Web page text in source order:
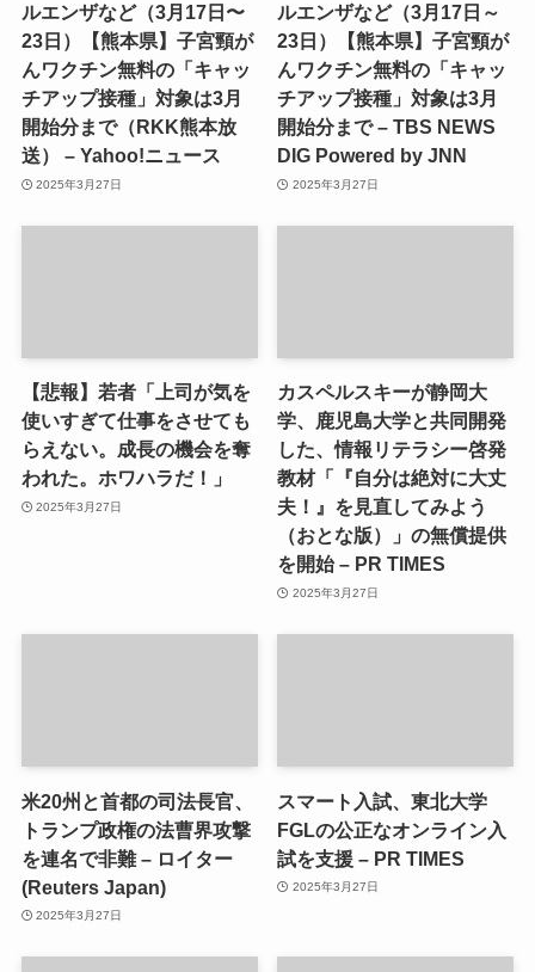
ルエンザなど（3月17日〜
23日）【熊本県】子宮頸が
んワクチン無料の「キャッ
チアップ接種」対象は3月
開始分まで（RKK熊本放
送） – Yahoo!ニュース
2025年3月27日
ルエンザなど（3月17日～
23日）【熊本県】子宮頸が
んワクチン無料の「キャッ
チアップ接種」対象は3月
開始分まで – TBS NEWS
DIG Powered by JNN
2025年3月27日
【悲報】若者「上司が気を
使いすぎて仕事をさせても
らえない。成長の機会を奪
われた。ホワハラだ！」
2025年3月27日
カスペルスキーが静岡大
学、鹿児島大学と共同開発
した、情報リテラシー啓発
教材「『自分は絶対に大丈
夫！』を見直してみよう
（おとな版）」の無償提供
を開始 – PR TIMES
2025年3月27日
米20州と首都の司法長官、
トランプ政権の法曹界攻撃
を連名で非難 – ロイター
(Reuters Japan)
2025年3月27日
スマート入試、東北大学
FGLの公正なオンライン入
試を支援 – PR TIMES
2025年3月27日